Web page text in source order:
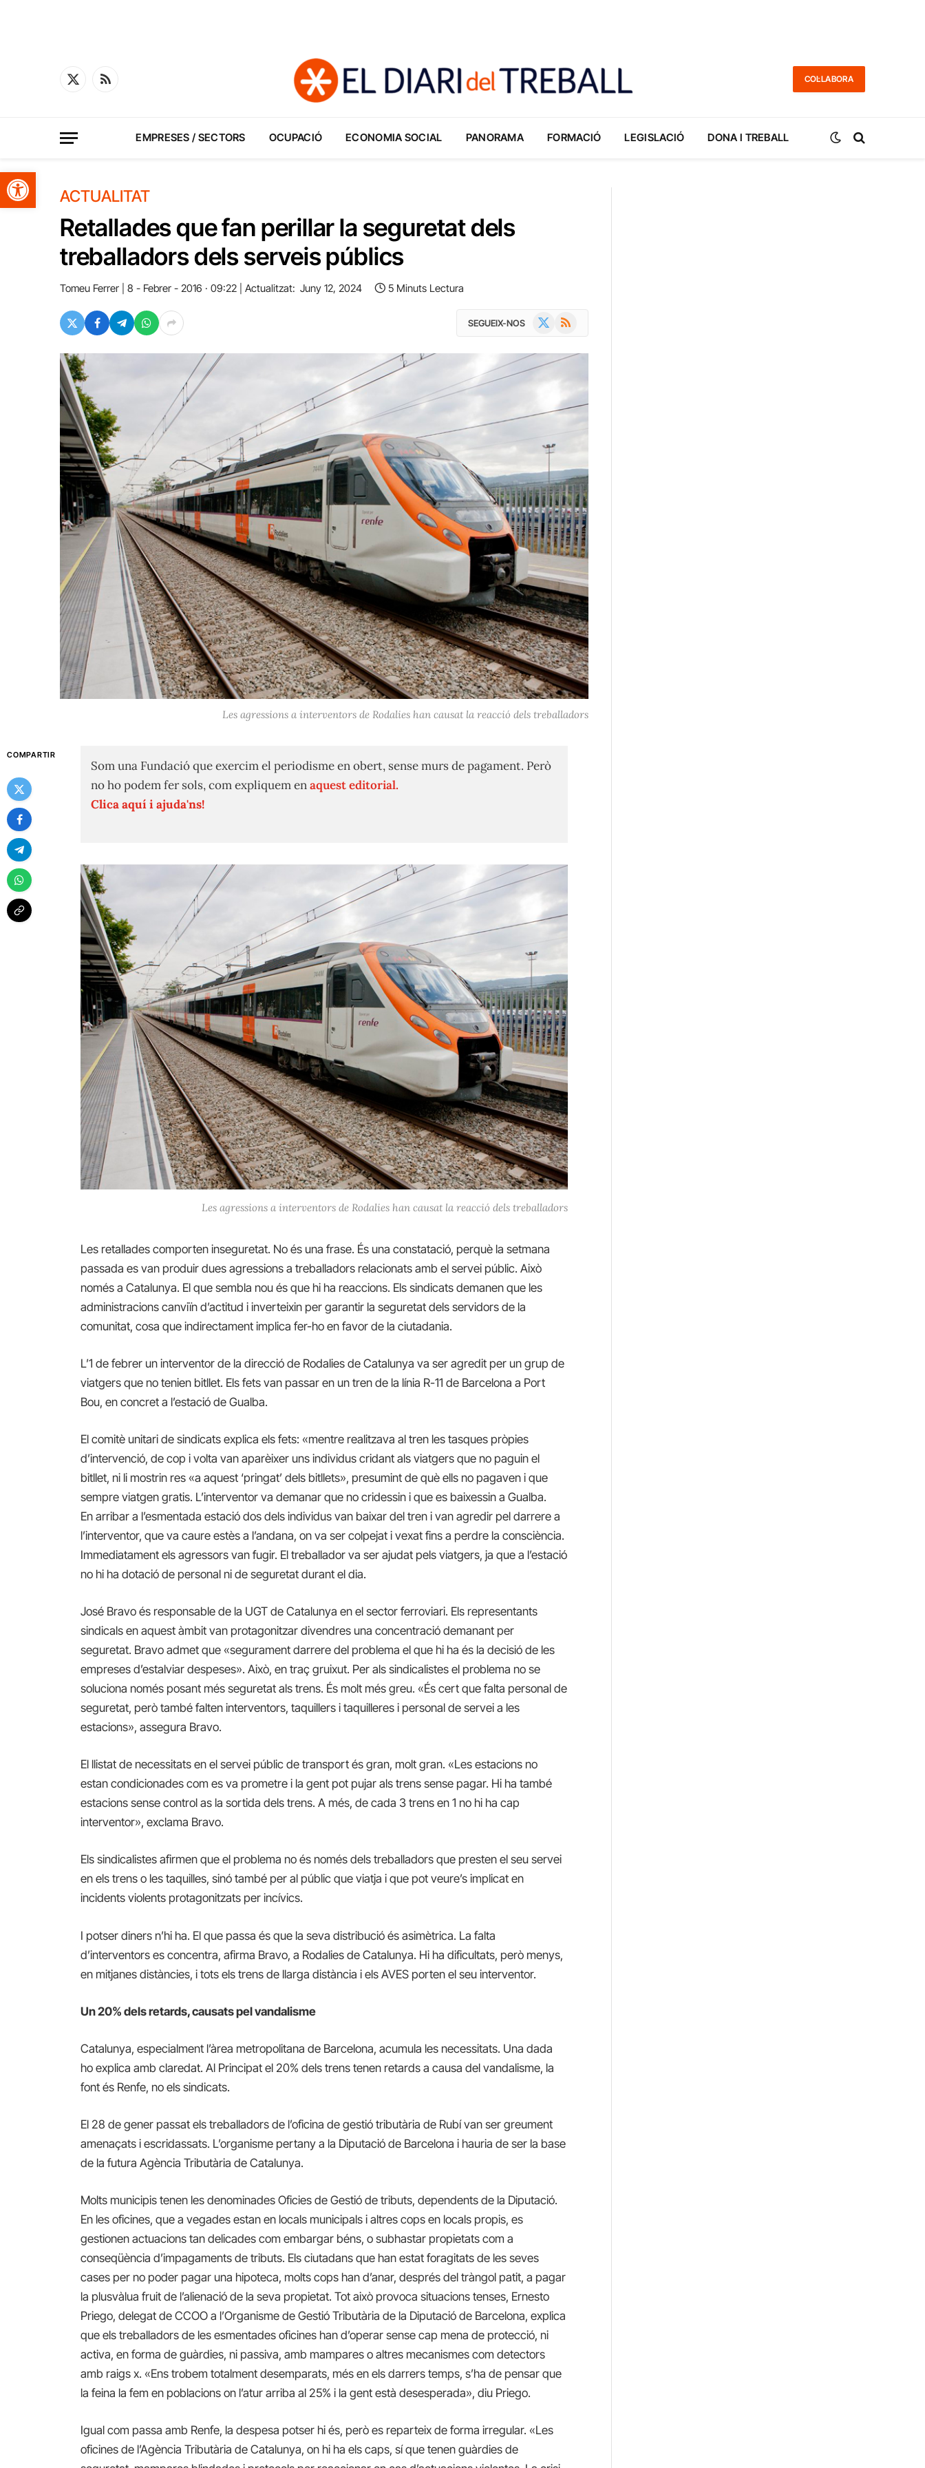
Obre la barra d'eines
X
RSS
COL·LABORA
EMPRESES / SECTORS OCUPACIÓ ECONOMIA SOCIAL PANORAMA FORMACIÓ LEGISLACIÓ DONA I TREBALL
ACTUALITAT
Retallades que fan perillar la seguretat dels
treballadors dels serveis públics
Tomeu Ferrer 8 - Febrer - 2016 · 09:22 Actualitzat: Juny 12, 2024 5 Minuts Lectura
SEGUEIX-NOS RSS
Les agressions a interventors de Rodalies han causat la reacció dels treballadors
COMPARTIR
Som una Fundació que exercim el periodisme en obert, sense murs de pagament. Però
no ho podem fer sols, com expliquem enaquest editorial.
Clica aquí i ajuda'ns!
Les agressions a interventors de Rodalies han causat la reacció dels treballadors
Les retallades comporten inseguretat. No és una frase. És una constatació, perquè la setmana
passada es van produir dues agressions a treballadors relacionats amb el servei públic. Això
només a Catalunya. El que sembla nou és que hi ha reaccions. Els sindicats demanen que les
administracions canviïn d’actitud i inverteixin per garantir la seguretat dels servidors de la
comunitat, cosa que indirectament implica fer-ho en favor de la ciutadania.
L’1 de febrer un interventor de la direcció de Rodalies de Catalunya va ser agredit per un grup de
viatgers que no tenien bitllet. Els fets van passar en un tren de la línia R-11 de Barcelona a Port
Bou, en concret a l’estació de Gualba.
El comitè unitari de sindicats explica els fets: «mentre realitzava al tren les tasques pròpies
d’intervenció, de cop i volta van aparèixer uns individus cridant als viatgers que no paguin el
bitllet, ni li mostrin res «a aquest ‘pringat’ dels bitllets», presumint de què ells no pagaven i que
sempre viatgen gratis. L’interventor va demanar que no cridessin i que es baixessin a Gualba.
En arribar a l’esmentada estació dos dels individus van baixar del tren i van agredir pel darrere a
l’interventor, que va caure estès a l’andana, on va ser colpejat i vexat fins a perdre la consciència.
Immediatament els agressors van fugir. El treballador va ser ajudat pels viatgers, ja que a l’estació
no hi ha dotació de personal ni de seguretat durant el dia.
José Bravo és responsable de la UGT de Catalunya en el sector ferroviari. Els representants
sindicals en aquest àmbit van protagonitzar divendres una concentració demanant per
seguretat. Bravo admet que «segurament darrere del problema el que hi ha és la decisió de les
empreses d’estalviar despeses». Això, en traç gruixut. Per als sindicalistes el problema no se
soluciona només posant més seguretat als trens. És molt més greu. «És cert que falta personal de
seguretat, però també falten interventors, taquillers i taquilleres i personal de servei a les
estacions», assegura Bravo.
El llistat de necessitats en el servei públic de transport és gran, molt gran. «Les estacions no
estan condicionades com es va prometre i la gent pot pujar als trens sense pagar. Hi ha també
estacions sense control as la sortida dels trens. A més, de cada 3 trens en 1 no hi ha cap
interventor», exclama Bravo.
Els sindicalistes afirmen que el problema no és només dels treballadors que presten el seu servei
en els trens o les taquilles, sinó també per al públic que viatja i que pot veure’s implicat en
incidents violents protagonitzats per incívics.
I potser diners n’hi ha. El que passa és que la seva distribució és asimètrica. La falta
d’interventors es concentra, afirma Bravo, a Rodalies de Catalunya. Hi ha dificultats, però menys,
en mitjanes distàncies, i tots els trens de llarga distància i els AVES porten el seu interventor.
Un 20% dels retards, causats pel vandalisme
Catalunya, especialment l’àrea metropolitana de Barcelona, acumula les necessitats. Una dada
ho explica amb claredat. Al Principat el 20% dels trens tenen retards a causa del vandalisme, la
font és Renfe, no els sindicats.
El 28 de gener passat els treballadors de l’oficina de gestió tributària de Rubí van ser greument
amenaçats i escridassats. L’organisme pertany a la Diputació de Barcelona i hauria de ser la base
de la futura Agència Tributària de Catalunya.
Molts municipis tenen les denominades Oficies de Gestió de tributs, dependents de la Diputació.
En les oficines, que a vegades estan en locals municipals i altres cops en locals propis, es
gestionen actuacions tan delicades com embargar béns, o subhastar propietats com a
conseqüència d’impagaments de tributs. Els ciutadans que han estat foragitats de les seves
cases per no poder pagar una hipoteca, molts cops han d’anar, després del tràngol patit, a pagar
la plusvàlua fruit de l’alienació de la seva propietat. Tot això provoca situacions tenses, Ernesto
Priego, delegat de CCOO a l’Organisme de Gestió Tributària de la Diputació de Barcelona, explica
que els treballadors de les esmentades oficines han d’operar sense cap mena de protecció, ni
activa, en forma de guàrdies, ni passiva, amb mampares o altres mecanismes com detectors
amb raigs x. «Ens trobem totalment desemparats, més en els darrers temps, s’ha de pensar que
la feina la fem en poblacions on l’atur arriba al 25% i la gent està desesperada», diu Priego.
Igual com passa amb Renfe, la despesa potser hi és, però es reparteix de forma irregular. «Les
oficines de l’Agència Tributària de Catalunya, on hi ha els caps, sí que tenen guàrdies de